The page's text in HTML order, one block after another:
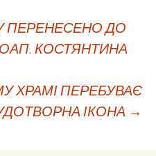
ПЕРЕНЕСЕНО ДО
КОСТЯНТИНА
ХРАМІ ПЕРЕБУВАЄ
ІКОНА →